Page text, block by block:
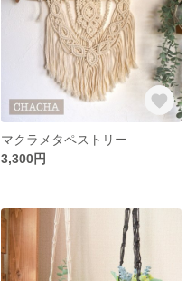
マクラメタペストリー
3,300円